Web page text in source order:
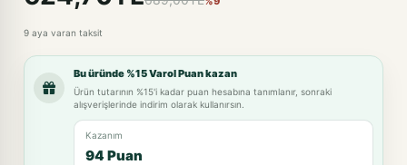
9 aya varan taksit
Bu üründe %15 Varol Puan kazan
Ürün tutarının %15'i kadar puan hesabına tanımlanır, sonraki
alışverişlerinde indirim olarak kullanırsın.
Kazanım
94 Puan